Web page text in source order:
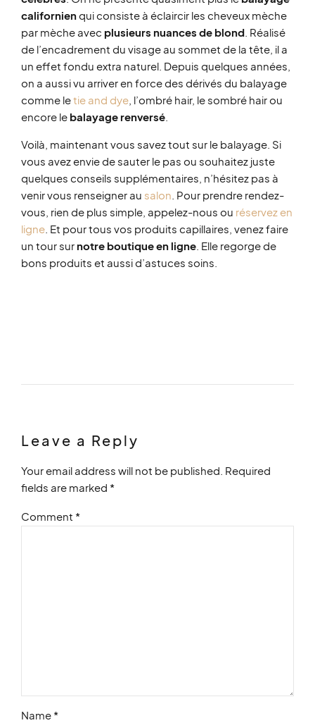
californienqui consiste à éclaircir les cheveux mèche
par mèche avec plusieurs nuances de blond . Réalisé
de l’encadrement du visage au sommet de la tête, il a
un effet fondu extra naturel. Depuis quelques années,
on a aussi vu arriver en force des dérivés du balayage
comme letie and dye , l’ombré hair, le sombré hair ou
encore le balayage renversé
Voilà, maintenant vous savez tout sur le balayage. Si
vous avez envie de sauter le pas ou souhaitez juste
quelques conseils supplémentaires, n’hésitez pas à
venir vous renseigner au salon . Pour prendre rendez-
vous, rien de plus simple, appelez-nous ou réservez en
ligne . Et pour tous vos produits capillaires, venez faire
un tour sur notre boutique en ligne . Elle regorge de
bons produits et aussi d’astuces soins.
Leave a Reply
Your email address will not be published. Required
fields are marked *
Comment *
Name *